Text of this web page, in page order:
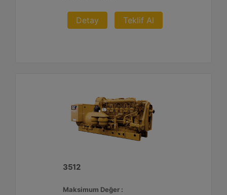
Detay Teklif Al
3512
Maksimum Değer :